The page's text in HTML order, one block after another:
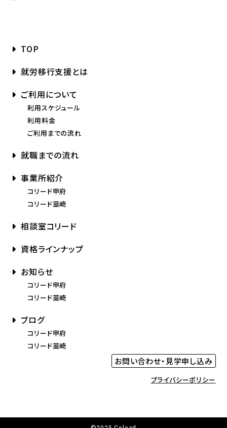
TOP
就労移行支援とは
ご利用について
利用スケジュール
利用料金
ご利用までの流れ
就職までの流れ
事業所紹介
コリード甲府
コリード韮崎
相談室コリード
資格ラインナップ
お知らせ
コリード甲府
コリード韮崎
ブログ
コリード甲府
コリード韮崎
お問い合わせ・見学申し込み
プライバシーポリシー